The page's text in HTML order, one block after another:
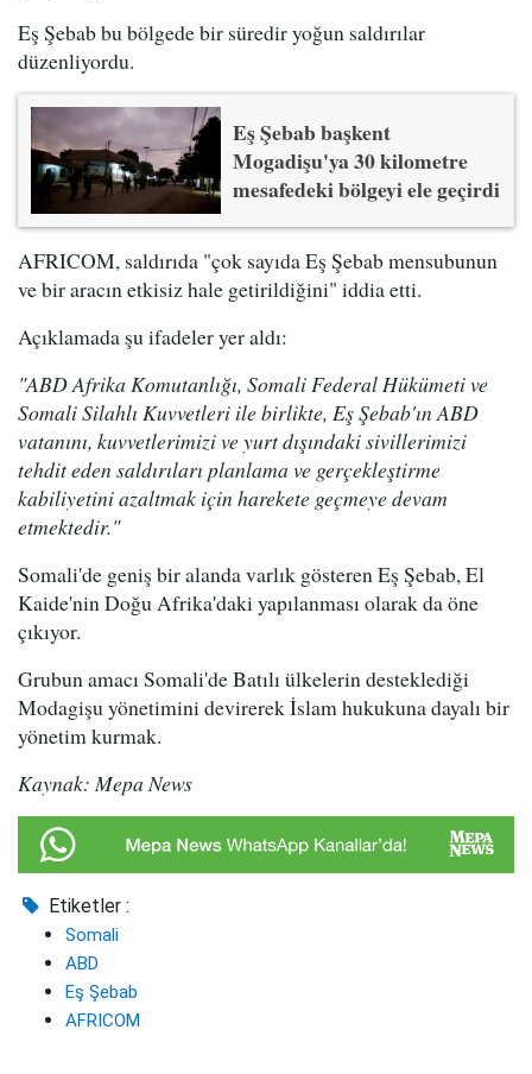
Eş Şebab bu bölgede bir süredir yoğun saldırılar
düzenliyordu.
Eş Şebab başkent
Mogadişu'ya 30 kilometre
mesafedeki bölgeyi ele geçirdi
AFRICOM, saldırıda "çok sayıda Eş Şebab mensubunun
ve bir aracın etkisiz hale getirildiğini" iddia etti.
Açıklamada şu ifadeler yer aldı:
"ABD Afrika Komutanlığı, Somali Federal Hükümeti ve
Somali Silahlı Kuvvetleri ile birlikte, Eş Şebab'ın ABD
vatanını, kuvvetlerimizi ve yurt dışındaki sivillerimizi
tehdit eden saldırıları planlama ve gerçekleştirme
kabiliyetini azaltmak için harekete geçmeye devam
etmektedir."
Somali'de geniş bir alanda varlık gösteren Eş Şebab, El
Kaide'nin Doğu Afrika'daki yapılanması olarak da öne
çıkıyor.
Grubun amacı Somali'de Batılı ülkelerin desteklediği
Modagişu yönetimini devirerek İslam hukukuna dayalı bir
yönetim kurmak.
Kaynak: Mepa News
Etiketler :
Somali
ABD
Eş Şebab
AFRICOM